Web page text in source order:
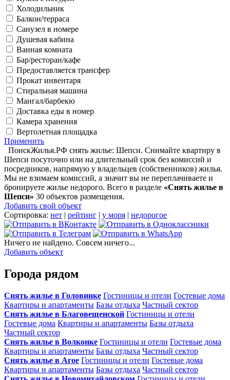
Холодильник
Балкон/терраса
Санузел в номере
Душевая кабина
Ванная комната
Бар/ресторан/кафе
Предоставляется трансфер
Прокат инвентаря
Стиральная машина
Мангал/барбекю
Доставка еды в номер
Камера хранения
Вертолетная площадка
Применить
ПоискЖилья.РФ снять жилье: Шепси. Снимайте квартиру в
Шепси посуточно или на длительный срок без комиссий и
посредников, напрямую у владельцев (собственников) жилья.
Мы не взимаем комиссий, а значит вы не переплачиваете и
бронируете жилье недорого. Всего в разделе «Снять жилье в
Шепси» 30 объектов размещения.
Добавить свой объект
Сортировка: нет | рейтинг | у моря | недорогое
Ничего не найдено. Совсем ничего...
Добавить объект
Города рядом
Снять жилье в Головинке Гостиницы и отели Гостевые дома
Квартиры и апартаменты Базы отдыха Частный сектор
Снять жилье в Благовещенской Гостиницы и отели
Гостевые дома Квартиры и апартаменты Базы отдыха
Частный сектор
Снять жилье в Волконке Гостиницы и отели Гостевые дома
Квартиры и апартаменты Базы отдыха Частный сектор
Снять жилье в Агое Гостиницы и отели Гостевые дома
Квартиры и апартаменты Базы отдыха Частный сектор